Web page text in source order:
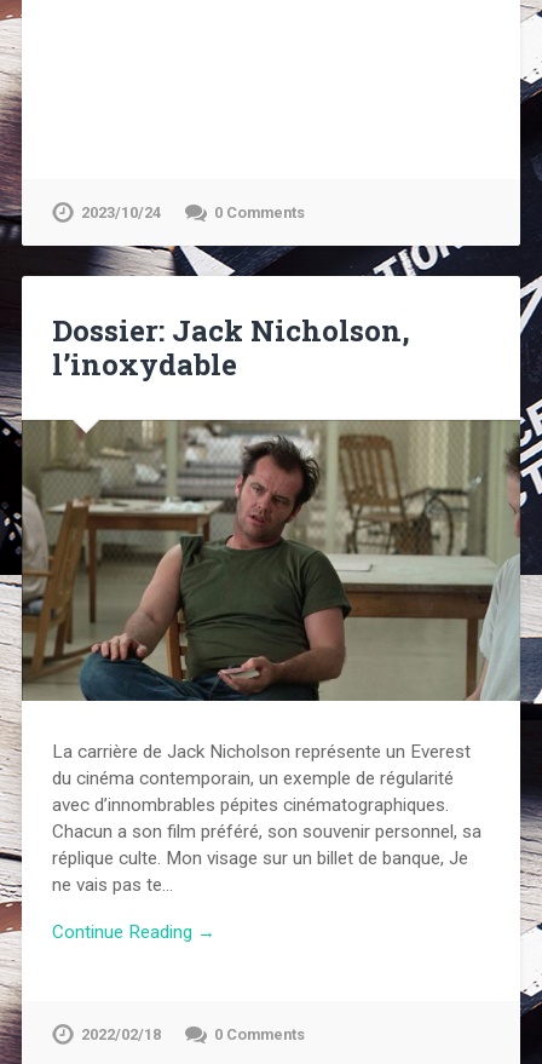
2023/10/24 0 Comments
Dossier: Jack Nicholson,
l’inoxydable
La carrière de Jack Nicholson représente un Everest
du cinéma contemporain, un exemple de régularité
avec d’innombrables pépites cinématographiques.
Chacun a son film préféré, son souvenir personnel, sa
réplique culte. Mon visage sur un billet de banque, Je
ne vais pas te…
Continue Reading →
2022/02/18 0 Comments